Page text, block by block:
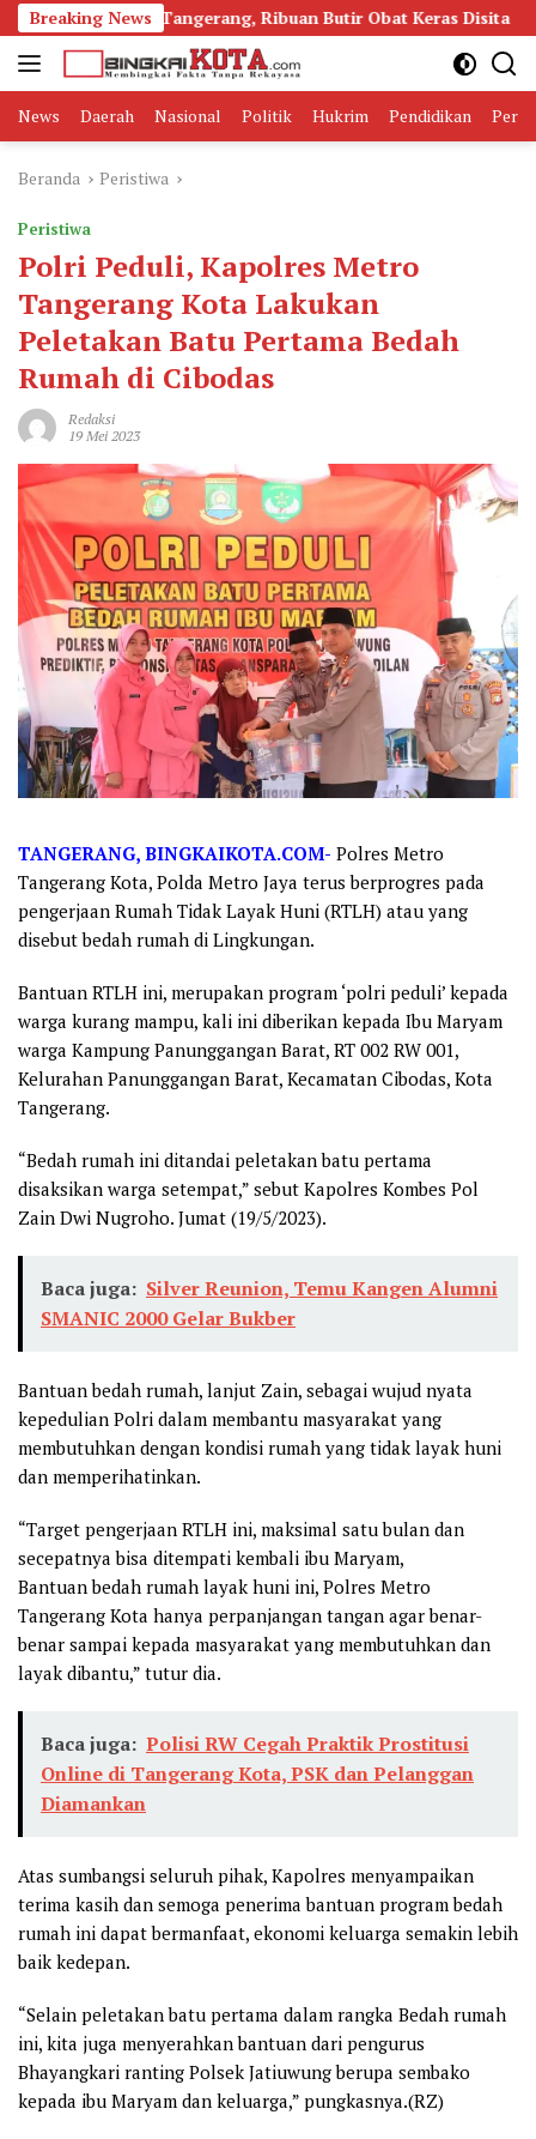
Langsung
ke
konten
Breaking News
di Tangerang, Ribuan Butir Obat Keras Disita
News Daerah Nasional Politik Hukrim Pendidikan
Beranda Peristiwa
Peristiwa
Polri Peduli, Kapolres Metro
Tangerang Kota Lakukan
Peletakan Batu Pertama Bedah
Rumah di Cibodas
Redaksi
19 Mei 2023
TANGERANG, BINGKAIKOTA.COM- Polres Metro
Tangerang Kota, Polda Metro Jaya terus berprogres pada
pengerjaan Rumah Tidak Layak Huni (RTLH) atau yang
disebut bedah rumah di Lingkungan.
Bantuan RTLH ini, merupakan program ‘polri peduli’ kepada
warga kurang mampu, kali ini diberikan kepada Ibu Maryam
warga Kampung Panunggangan Barat, RT 002 RW 001,
Kelurahan Panunggangan Barat, Kecamatan Cibodas, Kota
Tangerang.
“Bedah rumah ini ditandai peletakan batu pertama
disaksikan warga setempat,” sebut Kapolres Kombes Pol
Zain Dwi Nugroho. Jumat (19/5/2023).
Baca juga: Silver Reunion, Temu Kangen Alumni
SMANIC 2000 Gelar Bukber
Bantuan bedah rumah, lanjut Zain, sebagai wujud nyata
kepedulian Polri dalam membantu masyarakat yang
membutuhkan dengan kondisi rumah yang tidak layak huni
dan memperihatinkan.
“Target pengerjaan RTLH ini, maksimal satu bulan dan
secepatnya bisa ditempati kembali ibu Maryam,
Bantuan bedah rumah layak huni ini, Polres Metro
Tangerang Kota hanya perpanjangan tangan agar benar-
benar sampai kepada masyarakat yang membutuhkan dan
layak dibantu,” tutur dia.
Baca juga: Polisi RW Cegah Praktik Prostitusi
Online di Tangerang Kota, PSK dan Pelanggan
Diamankan
Atas sumbangsi seluruh pihak, Kapolres menyampaikan
terima kasih dan semoga penerima bantuan program bedah
rumah ini dapat bermanfaat, ekonomi keluarga semakin lebih
baik kedepan.
“Selain peletakan batu pertama dalam rangka Bedah rumah
ini, kita juga menyerahkan bantuan dari pengurus
Bhayangkari ranting Polsek Jatiuwung berupa sembako
kepada ibu Maryam dan keluarga,” pungkasnya.(RZ)